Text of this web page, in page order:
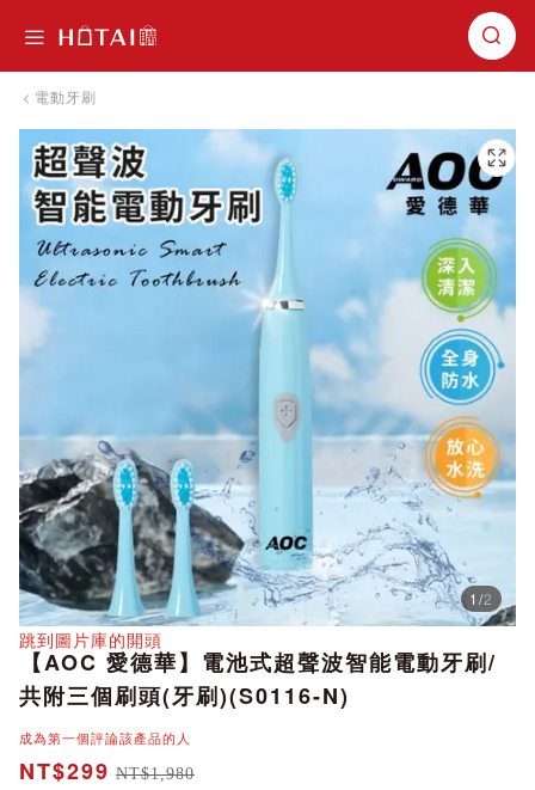
電動牙刷
跳到圖片庫的末尾
1/2
跳到圖片庫的開頭
分享
【AOC 愛德華】電池式超聲波智能電動牙刷/
共附三個刷頭(牙刷)(S0116-N)
成為第一個評論該產品的人
NT$299 NT$1,980